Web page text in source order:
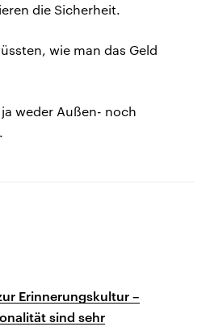
die Sicherheit.
wie man das Geld
weder Außen- noch
Erinnerungskultur –
sind sehr